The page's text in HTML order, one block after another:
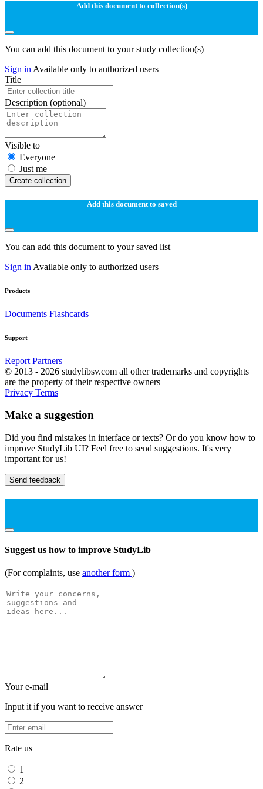
Add this document to collection(s)
You can add this document to your study collection(s)
Sign in Available only to authorized users
Title
Description (optional)
Visible to
Everyone
Just me
Create collection
Add this document to saved
You can add this document to your saved list
Sign in Available only to authorized users
Products
Documents Flashcards
Support
Report Partners
© 2013 - 2026 studylibsv.com all other trademarks and copyrights
are the property of their respective owners
Privacy Terms
Make a suggestion
Did you find mistakes in interface or texts? Or do you know how to
improve StudyLib UI? Feel free to send suggestions. It's very
important for us!
Send feedback
Suggest us how to improve StudyLib
(For complaints, use another form )
Your e-mail
Input it if you want to receive answer
Rate us
1
2